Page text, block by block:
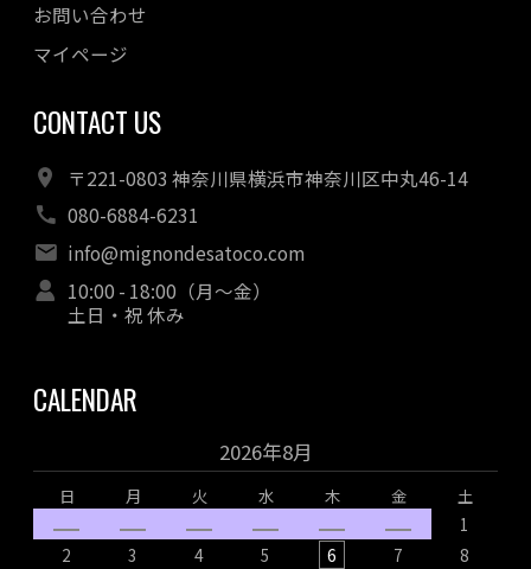
お問い合わせ
マイページ
CONTACT US
〒221-0803 神奈川県横浜市神奈川区中丸46-14
080-6884-6231
info@mignondesatoco.com
10:00 - 18:00（月～金）
土日・祝 休み
CALENDAR
2026年8月
日 月 火 水 木 金
土
1
2
3 4 5 6 7 8